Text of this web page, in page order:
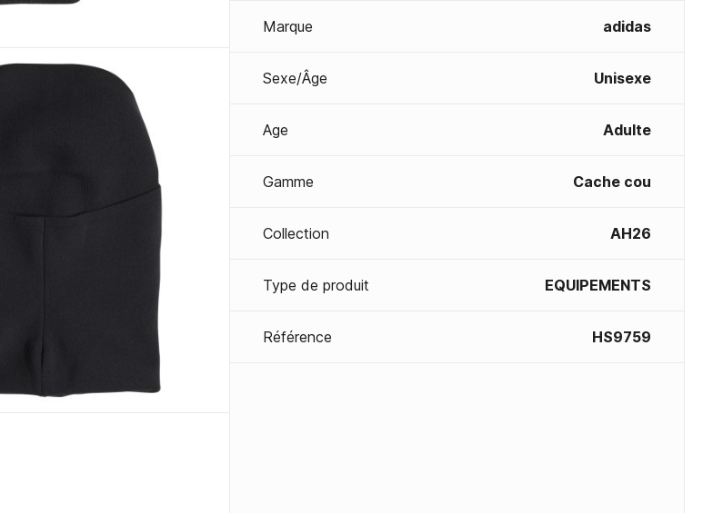
Marque adidas
Sexe/Âge Unisexe
Age Adulte
Gamme Cache cou
Collection AH26
Type de produit EQUIPEMENTS
Référence HS9759